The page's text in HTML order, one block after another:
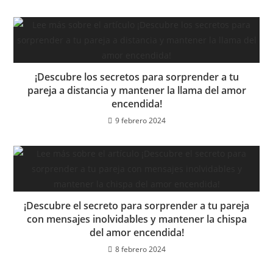
¡Descubre los secretos para sorprender a tu
pareja a distancia y mantener la llama del amor
encendida!
9 febrero 2024
¡Descubre el secreto para sorprender a tu pareja
con mensajes inolvidables y mantener la chispa
del amor encendida!
8 febrero 2024